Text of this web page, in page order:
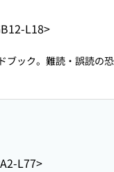
L18>
ブック。難読・誤読の
L77>